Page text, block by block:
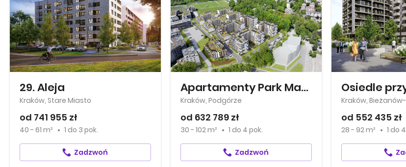
29. Aleja
Kraków, Stare Miasto
od 741 955 zł
40 - 61 m² 1 do 3 pok.
Zadzwoń
Apartamenty Park Matecznego
Kraków, Podgórze
od 632 789 zł
30 - 102 m² 1 do 4 pok.
Zadzwoń
Osiedle
Kraków,
od 552 435 zł
28 - 92 m² 1 do